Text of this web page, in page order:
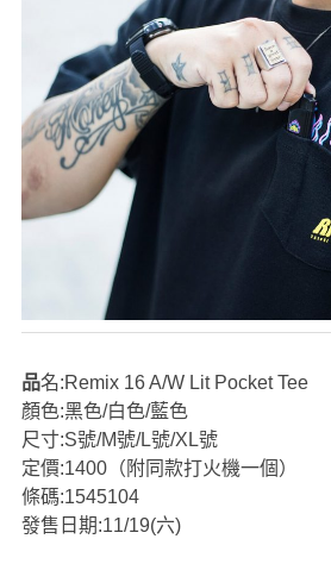
品名:Remix 16 A/W Lit Pocket Tee
顏色:黑色/白色/藍色
尺寸:S號/M號/L號/XL號
定價:1400（附同款打火機一個）
條碼:1545104
發售日期:11/19(六)